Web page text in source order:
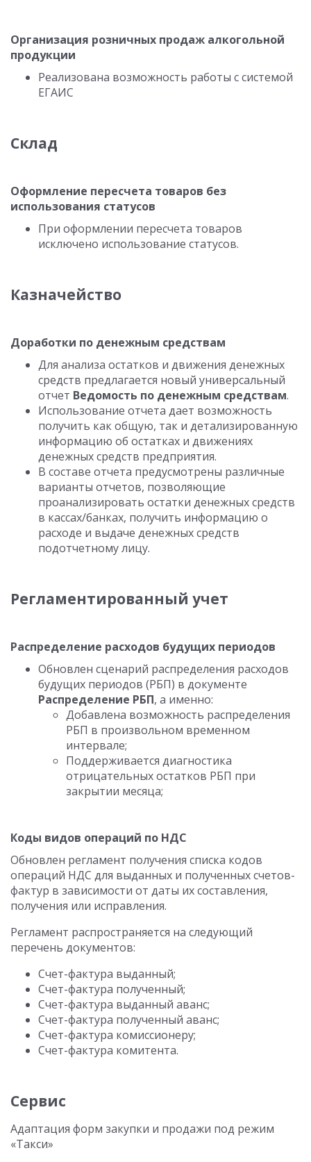
Организация розничных продаж алкогольной
продукции
Реализована возможность работы с системой
ЕГАИС
Склад
Оформление пересчета товаров без
использования статусов
При оформлении пересчета товаров
исключено использование статусов.
Казначейство
Доработки по денежным средствам
Для анализа остатков и движения денежных
средств предлагается новый универсальный
отчет Ведомость по денежным средствам.
Использование отчета дает возможность
получить как общую, так и детализированную
информацию об остатках и движениях
денежных средств предприятия.
В составе отчета предусмотрены различные
варианты отчетов, позволяющие
проанализировать остатки денежных средств
в кассах/банках, получить информацию о
расходе и выдаче денежных средств
подотчетному лицу.
Регламентированный учет
Распределение расходов будущих периодов
Обновлен сценарий распределения расходов
будущих периодов (РБП) в документе
Распределение РБП, а именно:
Добавлена возможность распределения
РБП в произвольном временном
интервале;
Поддерживается диагностика
отрицательных остатков РБП при
закрытии месяца;
Коды видов операций по НДС
Обновлен регламент получения списка кодов
операций НДС для выданных и полученных счетов-
фактур в зависимости от даты их составления,
получения или исправления.
Регламент распространяется на следующий
перечень документов:
Счет-фактура выданный;
Счет-фактура полученный;
Счет-фактура выданный аванс;
Счет-фактура полученный аванс;
Счет-фактура комиссионеру;
Счет-фактура комитента.
Сервис
Адаптация форм закупки и продажи под режим
«Такси»